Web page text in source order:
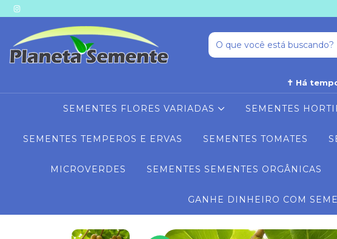
✝ Há
SEMENTES FLORES VARIADAS SEMENTES
SEMENTES TEMPEROS E ERVAS SEMENTES TOMATES
MICROVERDES SEMENTES SEMENTES ORGÂNICAS
GANHE DINHEIRO COM